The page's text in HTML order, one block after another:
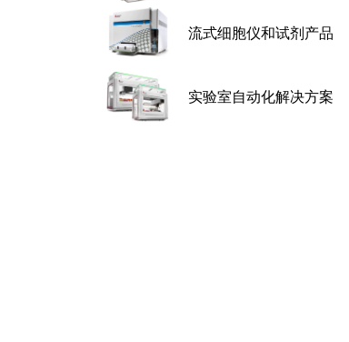
流式细胞仪和试剂产品
实验室自动化解决方案